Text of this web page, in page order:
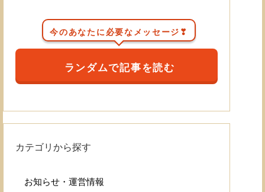
今のあなたに必要なメッセージ❣
ランダムで記事を読む
カテゴリから探す
お知らせ・運営情報